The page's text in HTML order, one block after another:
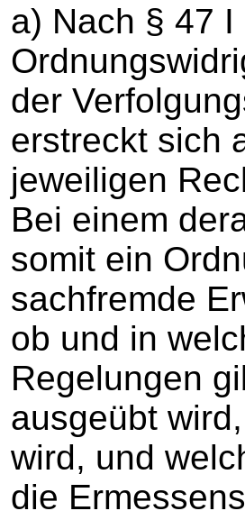
a) Nach § 47
der
erstreckt sich
jeweiligen
Bei einem
somit ein
sachfremde
ob und in
Regelungen
ausgeübt
wird, und
die